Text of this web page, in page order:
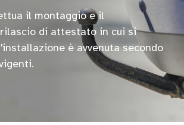
il montaggio e il
di attestato in cui si
è avvenuta secondo